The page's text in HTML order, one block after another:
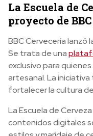
La Escuela de
proyecto de BBC
BBC Cervecería lanzó
Se trata de una
exclusivo para
artesanal. La
fortalecer la cultura
La Escuela de
contenidos digitales